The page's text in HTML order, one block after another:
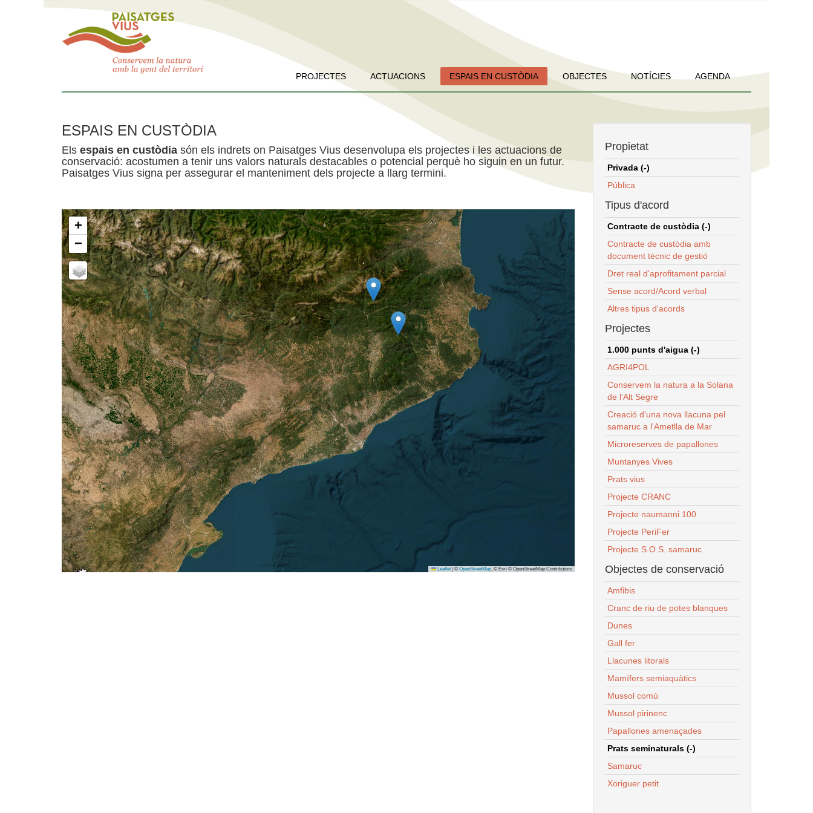
PROJECTES ACTUACIONS ESPAIS EN CUSTÒDIA OBJECTES NOTÍCIES AGENDA
ESPAIS EN CUSTÒDIA
Els espais en custòdia són els indrets on Paisatges Vius desenvolupa els projectes i les actuacions de
conservació: acostumen a tenir uns valors naturals destacables o potencial perquè ho siguin en un futur.
Paisatges Vius signa per assegurar el manteniment dels projecte a llarg termini.
+
−
Leaflet © OpenStreetMap, © Esri © OpenStreetMap Contributors
Propietat
Privada (-)
Pública
Tipus d'acord
Contracte de custòdia (-)
Contracte de custòdia amb
document tècnic de gestió
Dret real d'aprofitament parcial
Sense acord/Acord verbal
Altres tipus d'acords
Projectes
1.000 punts d'aigua (-)
AGRI4POL
Conservem la natura a la Solana
de l'Alt Segre
Creació d'una nova llacuna pel
samaruc a l'Ametlla de Mar
Microreserves de papallones
Muntanyes Vives
Prats vius
Projecte CRANC
Projecte naumanni 100
Projecte PeriFer
Projecte S.O.S. samaruc
Objectes de conservació
Amfibis
Cranc de riu de potes blanques
Dunes
Gall fer
Llacunes litorals
Mamífers semiaquàtics
Mussol comú
Mussol pirinenc
Papallones amenaçades
Prats seminaturals (-)
Samaruc
Xoriguer petit